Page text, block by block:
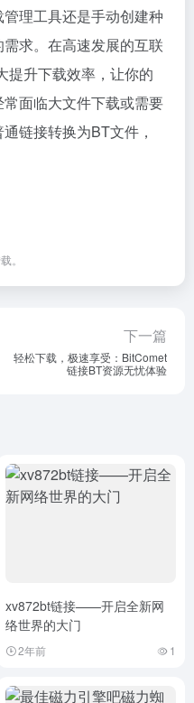
理工具还是手动创建种
求。在高速发展的互联
提升下载效率，让你的
面临大文件下载或需要
链接转换为BT文件，
。
下一篇
轻松下载，极速享受：BitComet
链接BT资源无忧体验
xv872bt链接——开启全新网
络世界的大门
2年前 1